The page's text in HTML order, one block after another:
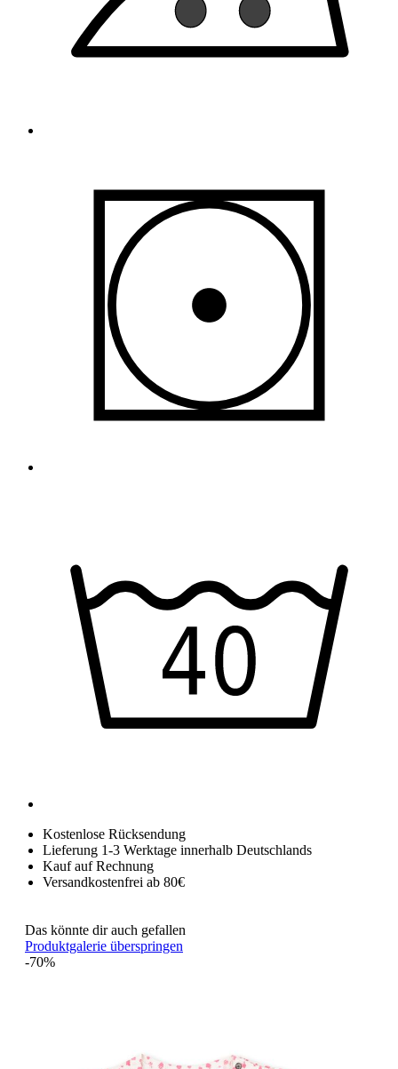
Kostenlose Rücksendung
Lieferung 1-3 Werktage innerhalb Deutschlands
Kauf auf Rechnung
Versandkostenfrei ab 80€
Das könnte dir auch gefallen
Produktgalerie überspringen
-70%